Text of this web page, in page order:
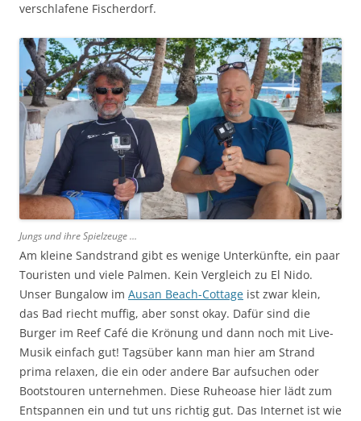
verschlafene Fischerdorf.
Jungs und ihre Spielzeuge …
Am kleine Sandstrand gibt es wenige Unterkünfte, ein paar
Touristen und viele Palmen. Kein Vergleich zu El Nido.
Unser Bungalow im Ausan Beach-Cottage ist zwar klein,
das Bad riecht muffig, aber sonst okay. Dafür sind die
Burger im Reef Café die Krönung und dann noch mit Live-
Musik einfach gut! Tagsüber kann man hier am Strand
prima relaxen, die ein oder andere Bar aufsuchen oder
Bootstouren unternehmen. Diese Ruheoase hier lädt zum
Entspannen ein und tut uns richtig gut. Das Internet ist wie